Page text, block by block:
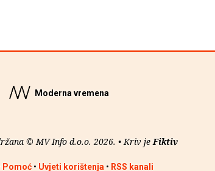
Moderna vremena
© MV Info d.o.o. 2026. • Kriv jeFiktiv
Pomoć• Uvjeti korištenja • RSS kanali